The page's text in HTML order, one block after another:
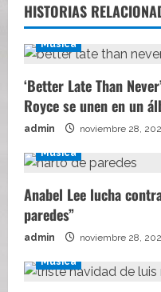
HISTORIAS
Música
‘Better Late Than
Royce se unen en un
admin noviembre 28,
Música
Anabel Lee lucha
paredes”
admin noviembre 28,
Música